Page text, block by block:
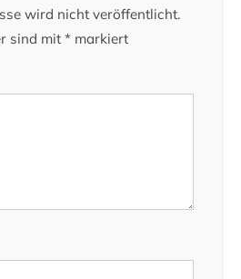
wird nicht veröffentlicht.
sind mit * markiert